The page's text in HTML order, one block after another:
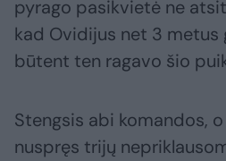
pyrago pasikvietė ne
kad Ovidijus net 3 metus
būtent ten ragavo šio
Stengsis abi komandos,
nuspręs trijų